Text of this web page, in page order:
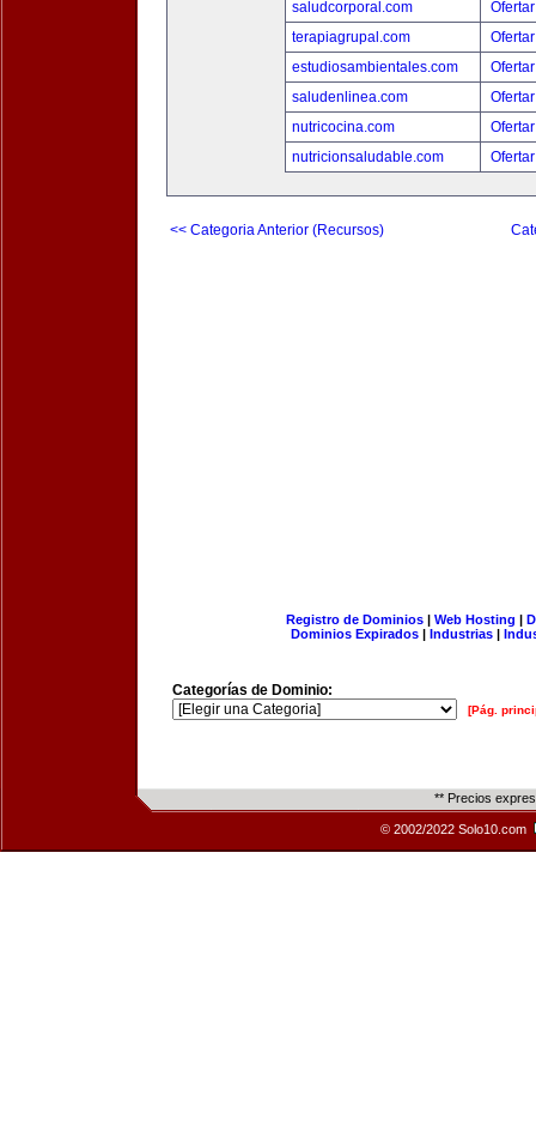
saludcorporal.com
terapiagrupal.com
estudiosambientales.com
saludenlinea.com
nutricocina.com
nutricionsaludable.com
<< Categoria Anterior (Recursos)
Registro de Dominios| Web Hosting |
Dominios Expirados | Industrias |
Categorías de Dominio:
[Pág.
** Precios
© 2002/2022 Solo10.com